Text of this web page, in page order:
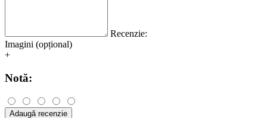
Recenzie:
Imagini (opțional)
+
Notă:
Adaugă recenzie